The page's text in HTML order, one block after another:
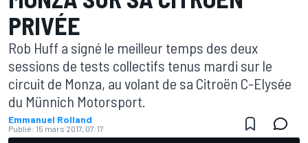
PRIVÉE
Rob Huff a signé le meilleur temps des deux
sessions de tests collectifs tenus mardi sur le
circuit de Monza, au volant de sa Citroën C-Elysée
du Münnich Motorsport.
Emmanuel Rolland
Publié: 15 mars 2017, 07:17